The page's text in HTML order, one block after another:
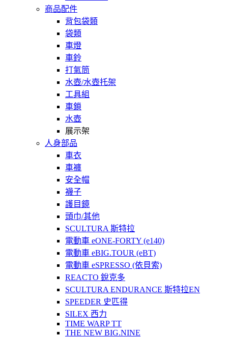
商品配件
背包袋類
袋類
車燈
車鈴
打氣筒
水壺/水壺托架
工具組
車鎖
水壺
展示架
人身部品
車衣
車褲
安全帽
襪子
護目鏡
頭巾/其他
SCULTURA 斯特拉
電動車 eONE-FORTY (e140)
電動車 eBIG.TOUR (eBT)
電動車 eSPRESSO (依貝索)
REACTO 銳克多
SCULTURA ENDURANCE 斯特拉EN
SPEEDER 史匹得
SILEX 西力
TIME WARP TT
THE NEW BIG.NINE